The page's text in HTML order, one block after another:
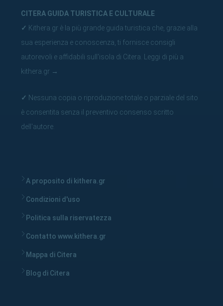
CITERA GUIDA TURISTICA E CULTURALE
✓ Kithera.gr è la più grande guida turistica che, grazie alla
sua esperienza e conoscenza, ti fornisce consigli
autorevoli e affidabili sull'isola di Citera. Leggi di più a
kithera.gr →
✓ Nessuna copia o riproduzione totale o parziale del sito
è consentita senza il preventivo consenso scritto
dell'autore.
A proposito di kithera.gr
Condizioni d'uso
Politica sulla riservatezza
Contatto www.kithera.gr
Mappa di Citera
Blog di Citera